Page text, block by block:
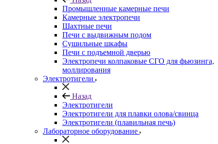
Промышленные камерные печи
Камерные электропечи
Шахтные печи
Печи с выдвижным подом
Сушильные шкафы
Печи с подъемной дверью
Электропечи колпаковые СГО для фьюзинга,
моллирования
Электротигели
Назад
Электротигели
Электротигели для плавки олова/свинца
Электротигели (плавильная печь)
Лабораторное оборудование